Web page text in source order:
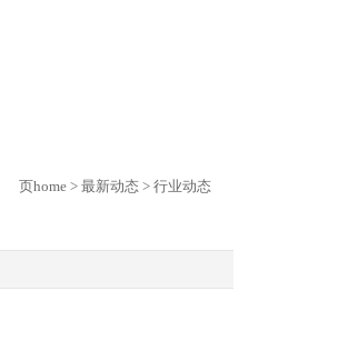
页home> 最新动态> 行业动态